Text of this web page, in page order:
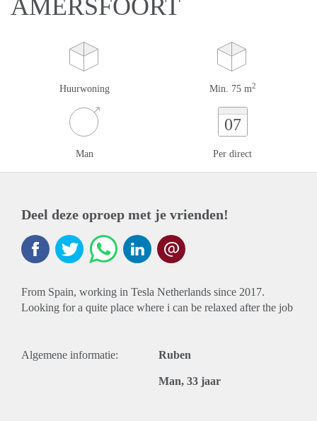
AMERSFOORT
Huurwoning Min. 75 m2
Man
07
Per direct
Deel deze oproep met je vrienden!
From Spain, working in Tesla Netherlands since 2017.
Looking for a quite place where i can be relaxed after the job
Algemene informatie: Ruben
Man, 33 jaar